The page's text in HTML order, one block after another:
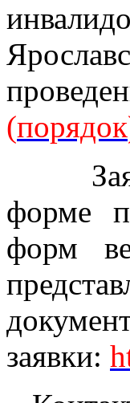
(порядок
форме
форм
заявки: